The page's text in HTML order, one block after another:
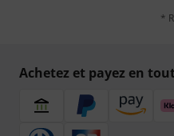
*
Achetez et payez en